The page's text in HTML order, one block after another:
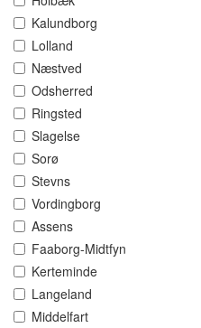
Kalundborg
Lolland
Næstved
Odsherred
Ringsted
Slagelse
Sorø
Stevns
Vordingborg
Assens
Faaborg-Midtfyn
Kerteminde
Langeland
Middelfart